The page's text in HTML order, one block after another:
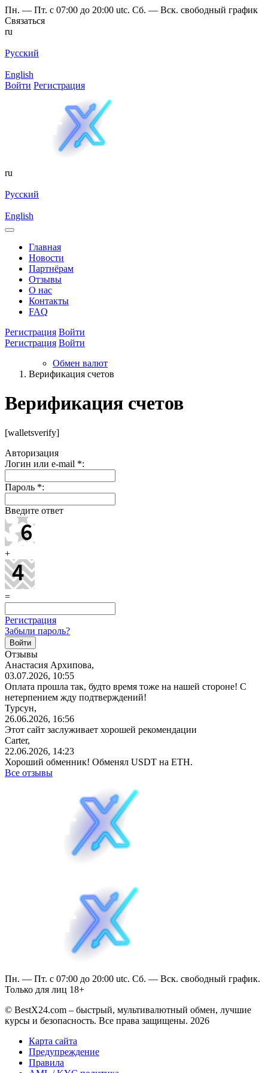
Пн. — Пт. с 07:00 до 20:00 utc. Сб. — Вск. свободный график
Связаться
ru
Русский
English
Войти Регистрация
ru
Русский
English
Главная
Новости
Партнёрам
Отзывы
О нас
Контакты
FAQ
Регистрация Войти
Регистрация Войти
Обмен валют
Верификация счетов
Верификация счетов
[walletsverify]
Авторизация
Логин или e-mail *:
Пароль *:
Введите ответ
+
=
Регистрация
Забыли пароль?
Отзывы
Анастасия Архипова,
03.07.2026, 10:55
Оплата прошла так, будто время тоже на нашей стороне! С
нетерпением жду подтверждений!
Турсун,
26.06.2026, 16:56
Этот сайт заслуживает хорошей рекомендации
Carter,
22.06.2026, 14:23
Хороший обменник! Обменял USDT на ETH.
Все отзывы
Пн. — Пт. с 07:00 до 20:00 utc. Сб. — Вск. свободный график.
Только для лиц 18+
© BestX24.com – быстрый, мультивалютный обмен, лучшие
курсы и безопасность. Все права защищены. 2026
Карта сайта
Предупреждение
Правила